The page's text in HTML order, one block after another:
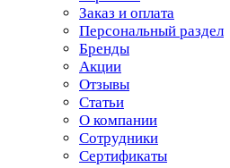
Заказ и оплата
Персональный раздел
Бренды
Акции
Отзывы
Статьи
О компании
Сотрудники
Сертификаты